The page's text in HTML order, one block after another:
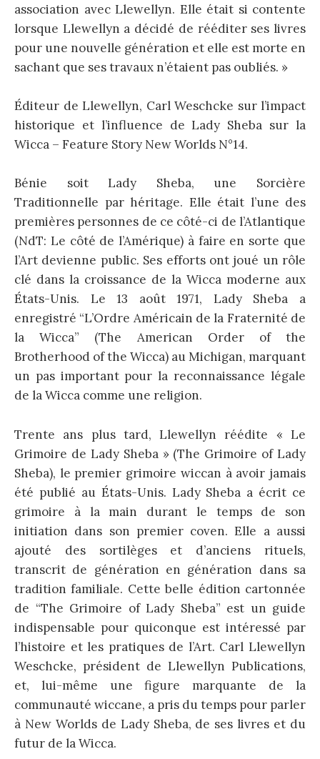
association avec Llewellyn. Elle était si contente
lorsque Llewellyn a décidé de rééditer ses livres
pour une nouvelle génération et elle est morte en
sachant que ses travaux n’étaient pas oubliés. »
Éditeur de Llewellyn, Carl Weschcke sur l’impact
historique et l’influence de Lady Sheba sur la
Wicca – Feature Story New Worlds N°14.
Bénie soit Lady Sheba, une Sorcière
Traditionnelle par héritage. Elle était l’une des
premières personnes de ce côté-ci de l’Atlantique
(NdT: Le côté de l’Amérique) à faire en sorte que
l’Art devienne public. Ses efforts ont joué un rôle
clé dans la croissance de la Wicca moderne aux
États-Unis. Le 13 août 1971, Lady Sheba a
enregistré “L’Ordre Américain de la Fraternité de
la Wicca” (The American Order of the
Brotherhood of the Wicca) au Michigan, marquant
un pas important pour la reconnaissance légale
de la Wicca comme une religion.
Trente ans plus tard, Llewellyn réédite « Le
Grimoire de Lady Sheba » (The Grimoire of Lady
Sheba), le premier grimoire wiccan à avoir jamais
été publié au États-Unis. Lady Sheba a écrit ce
grimoire à la main durant le temps de son
initiation dans son premier coven. Elle a aussi
ajouté des sortilèges et d’anciens rituels,
transcrit de génération en génération dans sa
tradition familiale. Cette belle édition cartonnée
de “The Grimoire of Lady Sheba” est un guide
indispensable pour quiconque est intéressé par
l’histoire et les pratiques de l’Art. Carl Llewellyn
Weschcke, président de Llewellyn Publications,
et, lui-même une figure marquante de la
communauté wiccane, a pris du temps pour parler
à New Worlds de Lady Sheba, de ses livres et du
futur de la Wicca.